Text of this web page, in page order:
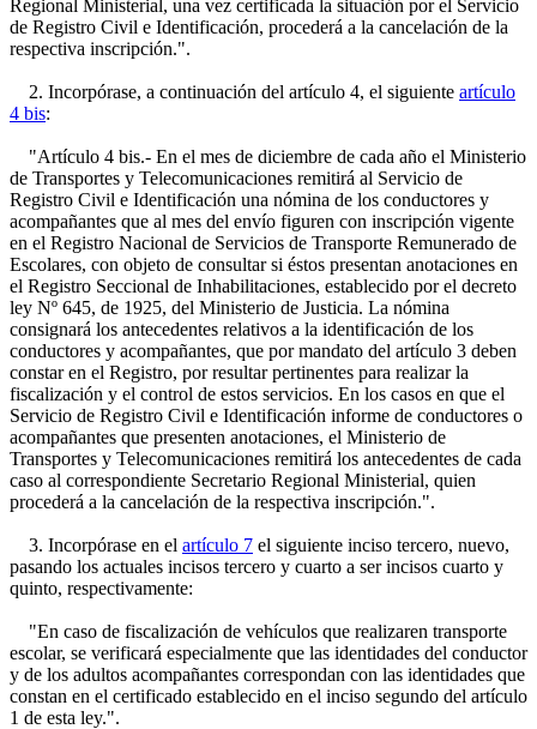
Regional Ministerial, una vez certificada la situación por el Servicio
de Registro Civil e Identificación, procederá a la cancelación de la
respectiva inscripción.".
2. Incorpórase, a continuación del artículo 4, el siguiente artículo
4 bis:
"Artículo 4 bis.- En el mes de diciembre de cada año el Ministerio
de Transportes y Telecomunicaciones remitirá al Servicio de
Registro Civil e Identificación una nómina de los conductores y
acompañantes que al mes del envío figuren con inscripción vigente
en el Registro Nacional de Servicios de Transporte Remunerado de
Escolares, con objeto de consultar si éstos presentan anotaciones en
el Registro Seccional de Inhabilitaciones, establecido por el decreto
ley Nº 645, de 1925, del Ministerio de Justicia. La nómina
consignará los antecedentes relativos a la identificación de los
conductores y acompañantes, que por mandato del artículo 3 deben
constar en el Registro, por resultar pertinentes para realizar la
fiscalización y el control de estos servicios. En los casos en que el
Servicio de Registro Civil e Identificación informe de conductores o
acompañantes que presenten anotaciones, el Ministerio de
Transportes y Telecomunicaciones remitirá los antecedentes de cada
caso al correspondiente Secretario Regional Ministerial, quien
procederá a la cancelación de la respectiva inscripción.".
3. Incorpórase en el artículo 7 el siguiente inciso tercero, nuevo,
pasando los actuales incisos tercero y cuarto a ser incisos cuarto y
quinto, respectivamente:
"En caso de fiscalización de vehículos que realizaren transporte
escolar, se verificará especialmente que las identidades del conductor
y de los adultos acompañantes correspondan con las identidades que
constan en el certificado establecido en el inciso segundo del artículo
1 de esta ley.".